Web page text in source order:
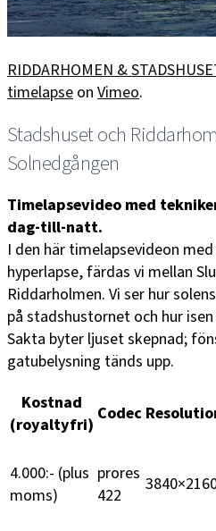
RIDDARHOMEN &
timelapse on Vimeo.
Stadshuset och
Solnedgången
Timelapsevideo med
dag-till-natt.
I den här timelapsevideon
hyperlapse, färdas vi mellan
Riddarholmen. Vi ser hur
på stadshustornet och hur
Sakta byter ljuset skepnad;
gatubelysning tänds upp.
Kostnad
(royaltyfri)
Codec
4.000:- (plus
moms)
prores
422